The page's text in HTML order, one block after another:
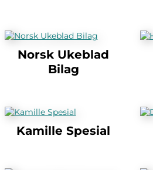
Norsk Ukeblad
Bilag
Kamille Spesial